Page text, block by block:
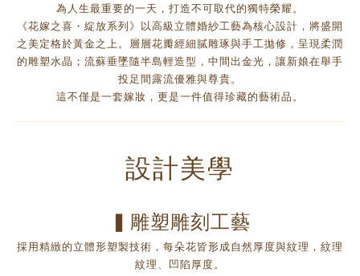
為人生最重要的一天，打造不可取代的獨特榮耀。
《花嫁之喜・綻放系列》以高級立體婚紗工藝為核心設計，將盛開
之美定格於黃金之上。層層花瓣經細膩雕琢與手工拋修，呈現柔潤
的雕塑水晶；流蘇垂墜隨半島輕造型，中間出金光，讓新娘在舉手
投足間露流優雅與尊貴。
這不僅是一套嫁妝，更是一件值得珍藏的藝術品。
設計美學
▍雕塑雕刻工藝
採用精緻的立體形塑製技術，每朵花皆形成自然厚度與紋理，紋理
紋理、凹陷厚度。